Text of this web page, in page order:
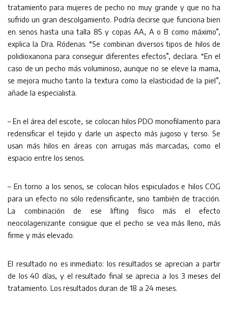
tratamiento para mujeres de pecho no muy grande y que no ha
sufrido un gran descolgamiento. Podría decirse que funciona bien
en senos hasta una talla 85 y copas AA, A o B como máximo”,
explica la Dra. Ródenas. “Se combinan diversos tipos de hilos de
polidioxanona para conseguir diferentes efectos”, declara. “En el
caso de un pecho más voluminoso, aunque no se eleve la mama,
se mejora mucho tanto la textura como la elasticidad de la piel”,
añade la especialista.
– En el área del escote, se colocan hilos PDO monofilamento para
redensificar el tejido y darle un aspecto más jugoso y terso. Se
usan más hilos en áreas con arrugas más marcadas, como el
espacio entre los senos.
– En torno a los senos, se colocan hilos espiculados e hilos COG
para un efecto no sólo redensificante, sino también de tracción.
La combinación de ese lifting físico más el efecto
neocolagenizante consigue que el pecho se vea más lleno, más
firme y más elevado.
El resultado no es inmediato: los resultados se aprecian a partir
de los 40 días, y el resultado final se aprecia a los 3 meses del
tratamiento. Los resultados duran de 18 a 24 meses.